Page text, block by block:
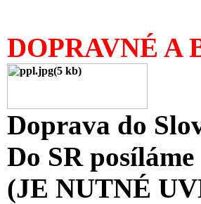
DOPRAVNÉ A
Doprava do
Do SR
(JE NUTNÉ